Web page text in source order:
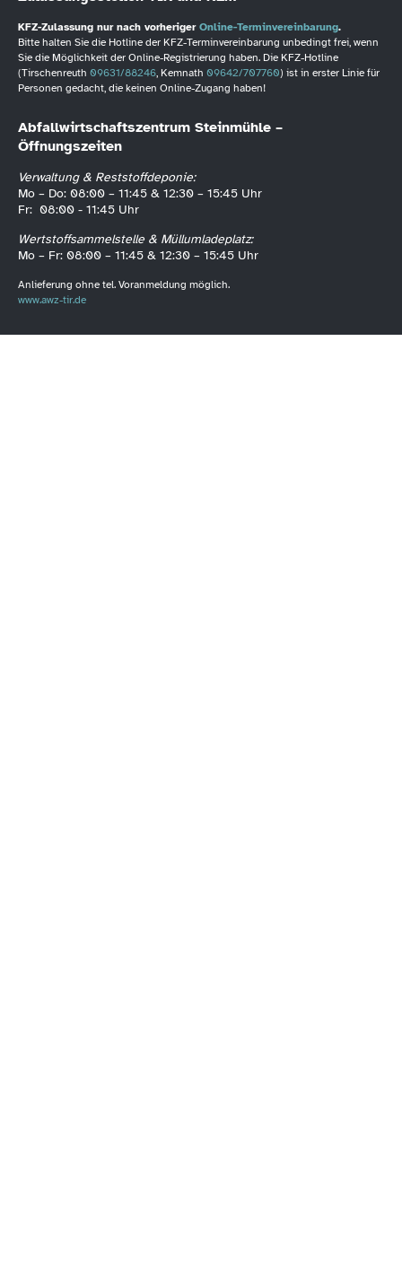
KFZ-Zulassung nur nach vorheriger Online-Terminvereinbarung.
Bitte halten Sie die Hotline der KFZ-Terminvereinbarung unbedingt frei, wenn
Sie die Möglichkeit der Online-Registrierung haben. Die KFZ-Hotline
(Tirschenreuth 09631/88246, Kemnath 09642/707760) ist in erster Linie für
Personen gedacht, die keinen Online-Zugang haben!
Abfallwirtschaftszentrum Steinmühle –
Öffnungszeiten
Verwaltung & Reststoffdeponie:
Mo – Do: 08:00 – 11:45 & 12:30 – 15:45 Uhr
Fr: 08:00 - 11:45 Uhr
Wertstoffsammelstelle & Müllumladeplatz:
Mo – Fr: 08:00 – 11:45 & 12:30 – 15:45 Uhr
Anlieferung ohne tel. Voranmeldung möglich.
www.awz-tir.de